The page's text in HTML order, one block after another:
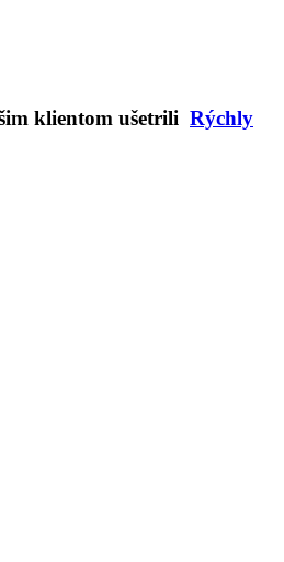
klientom ušetrili Rýchly